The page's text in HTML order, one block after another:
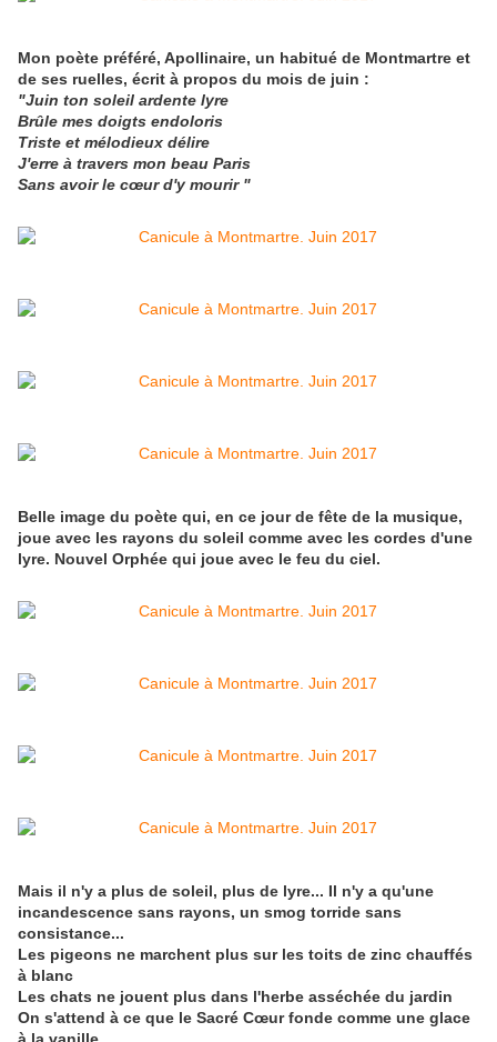
Mon poète préféré, Apollinaire, un habitué de Montmartre et
de ses ruelles, écrit à propos du mois de juin :
"Juin ton soleil ardente lyre
Brûle mes doigts endoloris
Triste et mélodieux délire
J'erre à travers mon beau Paris
Sans avoir le cœur d'y mourir "
Belle image du poète qui, en ce jour de fête de la musique,
joue avec les rayons du soleil comme avec les cordes d'une
lyre. Nouvel Orphée qui joue avec le feu du ciel.
Mais il n'y a plus de soleil, plus de lyre... Il n'y a qu'une
incandescence sans rayons, un smog torride sans
consistance...
Les pigeons ne marchent plus sur les toits de zinc chauffés
à blanc
Les chats ne jouent plus dans l'herbe asséchée du jardin
On s'attend à ce que le Sacré Cœur fonde comme une glace